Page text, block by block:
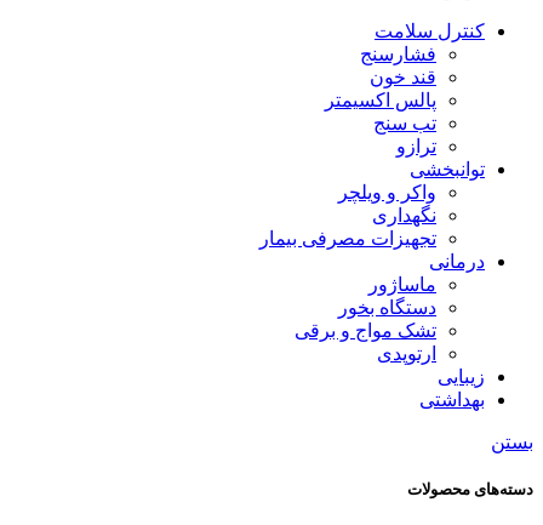
کنترل سلامت
فشارسنج
قند خون
پالس اکسیمتر
تب سنج
ترازو
توانبخشی
واکر و ویلچر
نگهداری
تجهیزات مصرفی بیمار
درمانی
ماساژور
دستگاه بخور
تشک مواج و برقی
ارتوپدی
زیبایی
بهداشتی
بستن
دسته‌های محصولات